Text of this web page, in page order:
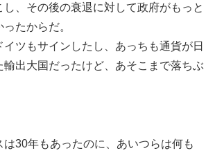
、その後の衰退に対して政府がもっと
たからだ。
ツもサインしたし、あっちも通貨が日
輸出大国だったけど、あそこまで落ちぶ
は30年もあったのに、あいつらは何も